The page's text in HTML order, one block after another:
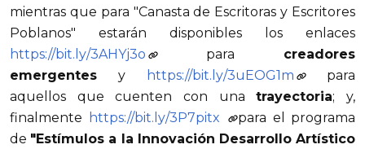
mientras que para "Canasta de Escritoras y Escritores
Poblanos" estarán disponibles los enlaces
https://bit.ly/3AHYj3o
para creadores
emergentesy https://bit.ly/3uEOG1m
para
aquellos que cuenten con unatrayectoria; y,
finalmente
https://bit.ly/3P7pitx
para el programa
de "Estímulos a la Innovación Desarrollo Artístico